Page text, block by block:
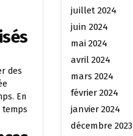
des
En
temps
juillet 2024
juin 2024
mai 2024
avril 2024
mars 2024
février 2024
janvier 2024
décembre 2023